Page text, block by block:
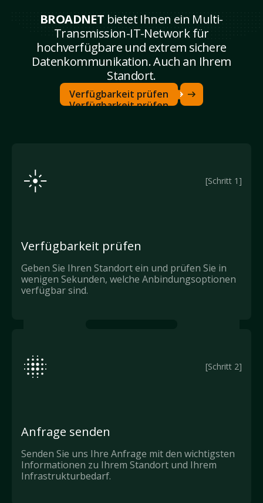
BROADNET bietet Ihnen ein Multi-
Transmission-IT-Network für
hochverfügbare und extrem sichere
Datenkommunikation. Auch an Ihrem
Standort.
Verfügbarkeit prüfen
Verfügbarkeit prüfen
[Schritt 1]
Verfügbarkeit prüfen
Geben Sie Ihren Standort ein und prüfen Sie in
wenigen Sekunden, welche Anbindungsoptionen
verfügbar sind.
[Schritt 2]
Anfrage senden
Senden Sie uns Ihre Anfrage mit den wichtigsten
Informationen zu Ihrem Standort und Ihrem
Infrastrukturbedarf.